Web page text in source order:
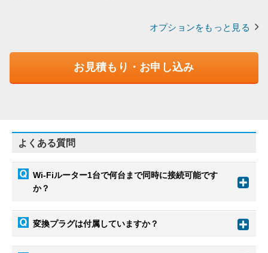
オプションをもっと見る
お見積もり・お申し込み
よくある質問
Wi-Fiルーター1台で何台まで同時に接続可能です
か？
変換プラグは付属していますか？